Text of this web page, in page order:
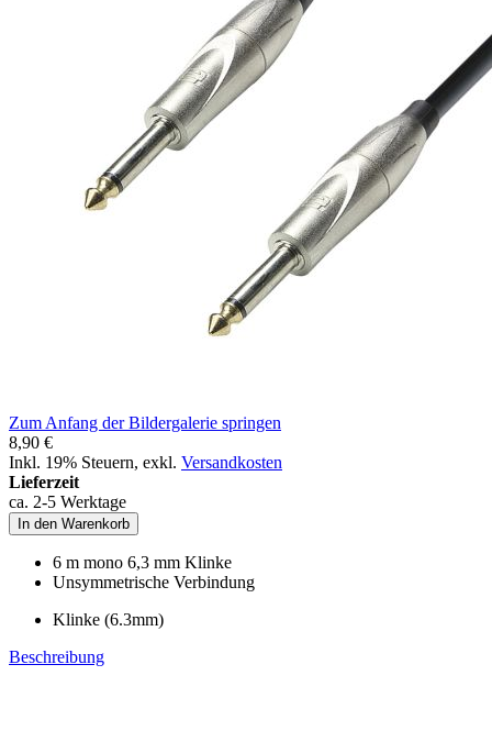
Zum Anfang der Bildergalerie springen
8,90 €
Inkl. 19% Steuern, exkl. Versandkosten
Lieferzeit
ca. 2-5 Werktage
In den Warenkorb
6 m mono 6,3 mm Klinke
Unsymmetrische Verbindung
Klinke (6.3mm)
Beschreibung